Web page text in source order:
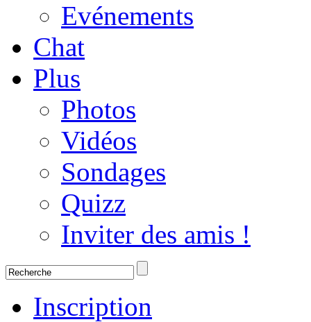
Evénements
Chat
Plus
Photos
Vidéos
Sondages
Quizz
Inviter des amis !
Inscription